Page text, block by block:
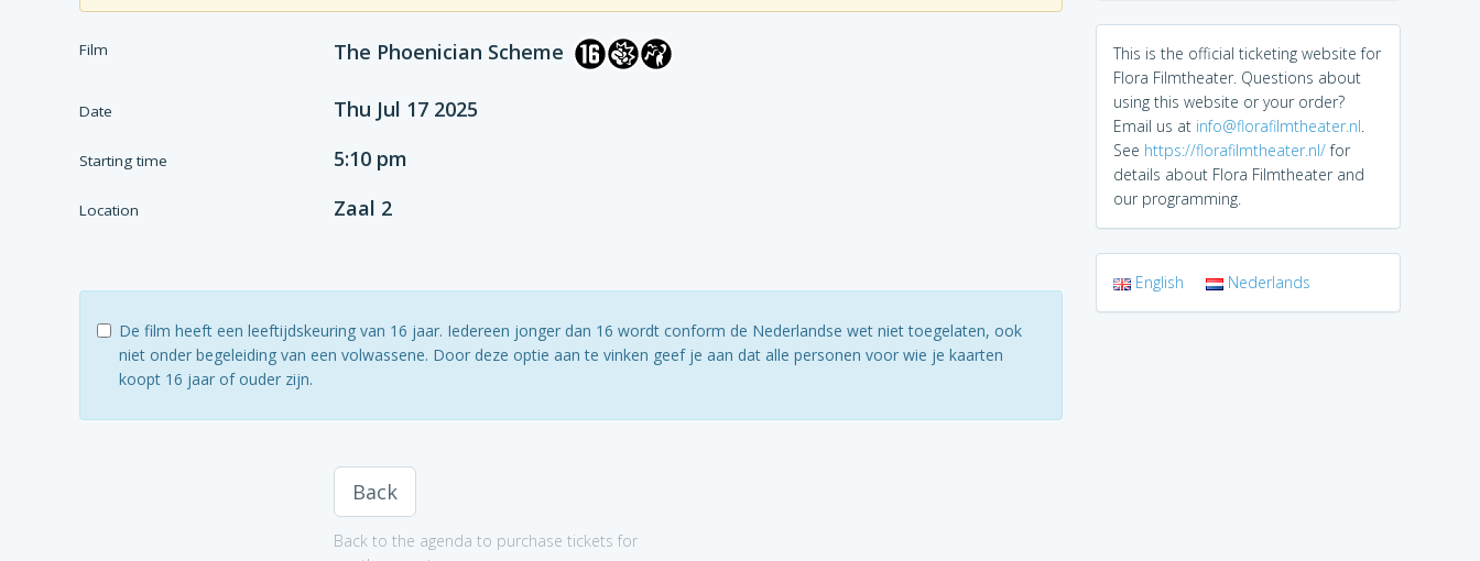
Film The Phoenician Scheme
Date Thu Jul 17 2025
Starting time 5:10 pm
Location Zaal 2
De film heeft een leeftijdskeuring van 16 jaar. Iedereen jonger dan 16 wordt conform de Nederlandse wet niet toegelaten, ook
niet onder begeleiding van een volwassene. Door deze optie aan te vinken geef je aan dat alle personen voor wie je kaarten
koopt 16 jaar of ouder zijn.
Back
Back to the agenda to purchase tickets for
This is the official ticketing website for
Flora Filmtheater. Questions about
using this website or your order?
Email us at info@florafilmtheater.nl.
See https://florafilmtheater.nl/for
details about Flora Filmtheater and
our programming.
English Nederlands